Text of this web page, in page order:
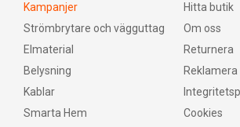
Kampanjer
Strömbrytare och vägguttag
Elmaterial
Belysning
Kablar
Smarta Hem
Hitta butik
Om oss
Returnera
Reklamera
Cookies